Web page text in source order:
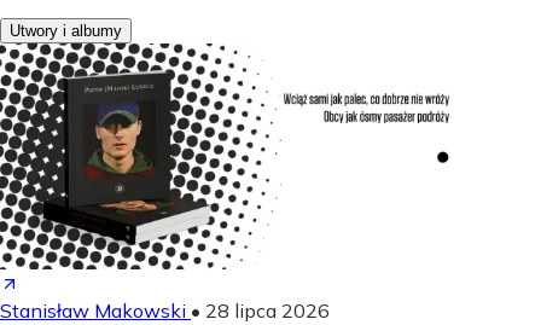
Utwory i albumy
Stanisław Makowski • 28 lipca 2026